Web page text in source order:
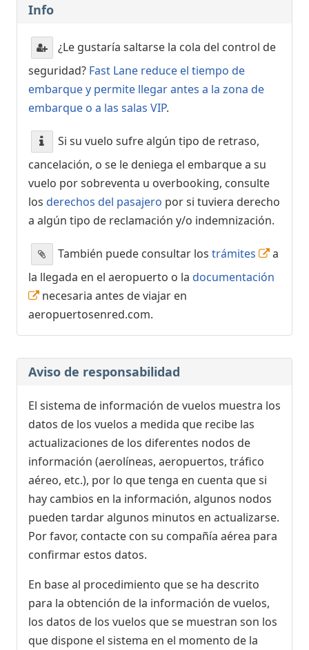
Info
¿Le gustaría saltarse la cola del control de
seguridad? Fast Lane reduce el tiempo de
embarque y permite llegar antes a la zona de
embarque o a las salas VIP.
Si su vuelo sufre algún tipo de retraso,
cancelación, o se le deniega el embarque a su
vuelo por sobreventa u overbooking, consulte
los derechos del pasajero por si tuviera derecho
a algún tipo de reclamación y/o indemnización.
También puede consultar los trámites
a
la llegada en el aeropuerto o la documentación
necesaria antes de viajar en
aeropuertosenred.com.
Aviso de responsabilidad
El sistema de información de vuelos muestra los
datos de los vuelos a medida que recibe las
actualizaciones de los diferentes nodos de
información (aerolíneas, aeropuertos, tráfico
aéreo, etc.), por lo que tenga en cuenta que si
hay cambios en la información, algunos nodos
pueden tardar algunos minutos en actualizarse.
Por favor, contacte con su compañía aérea para
confirmar estos datos.
En base al procedimiento que se ha descrito
para la obtención de la información de vuelos,
los datos de los vuelos que se muestran son los
que dispone el sistema en el momento de la